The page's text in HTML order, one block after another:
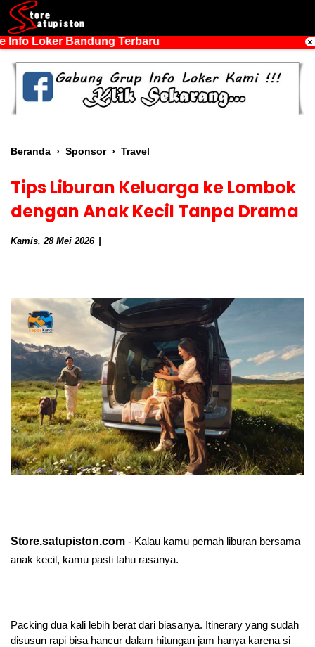
Beranda › Sponsor › Travel
Tips Liburan Keluarga ke Lombok
dengan Anak Kecil Tanpa Drama
Kamis, 28 Mei 2026
Store.satupiston.com - Kalau kamu pernah liburan bersama
anak kecil, kamu pasti tahu rasanya.
Packing dua kali lebih berat dari biasanya. Itinerary yang sudah
disusun rapi bisa hancur dalam hitungan jam hanya karena si
Bandung Terbaru